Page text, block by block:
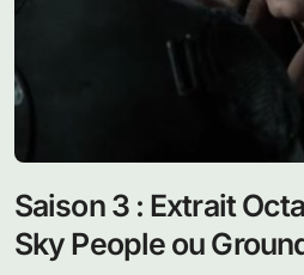
Saison 3 : Extrait
Sky People ou